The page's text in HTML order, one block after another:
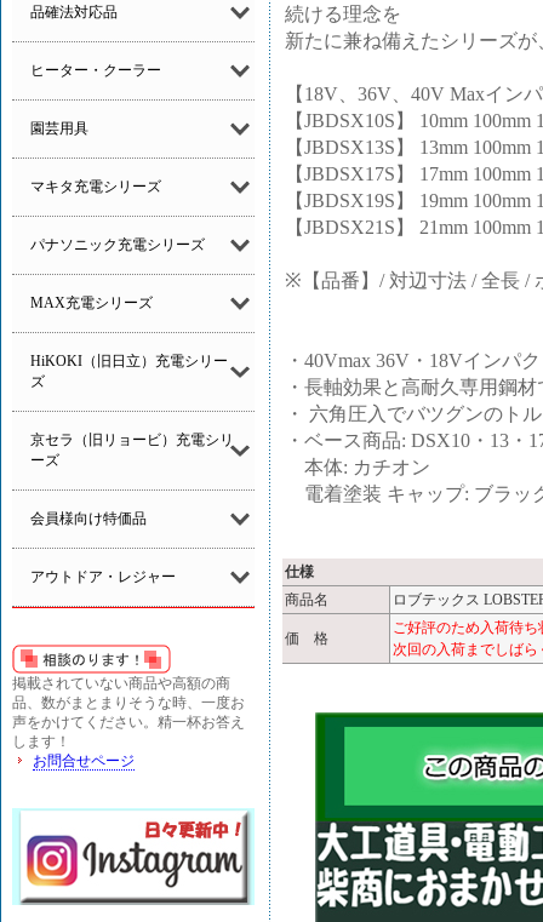
品確法対応品
ヒーター・クーラー
園芸用具
マキタ充電シリーズ
パナソニック充電シリーズ
MAX充電シリーズ
HiKOKI（旧日立）充電シリー
ズ
京セラ（旧リョービ）充電シリ
ーズ
会員様向け特価品
アウトドア・レジャー
掲載されていない商品や高額の商
品、数がまとまりそうな時、一度お
声をかけてください。精一杯お答え
します！
お問合せページ
続ける理念を
新たに兼ね備えたシリーズ
【18V、36V、40V Maxイン
【JBDSX10S】 10mm 100mm
【JBDSX13S】 13mm 100mm
【JBDSX17S】 17mm 100mm
【JBDSX19S】 19mm 100mm
【JBDSX21S】 21mm 100mm
※【品番】/ 対辺寸法 / 全長 /
・40Vmax 36V・18Vインパ
・長軸効果と高耐久専用鋼
・ 六角圧入でバツグンのト
・ベース商品: DSX10・13・
本体: カチオン
電着塗装 キャップ: ブラッ
仕様
商品名
ロブテックス
価 格
ご好評のため入荷待ち
次回の入荷までしば